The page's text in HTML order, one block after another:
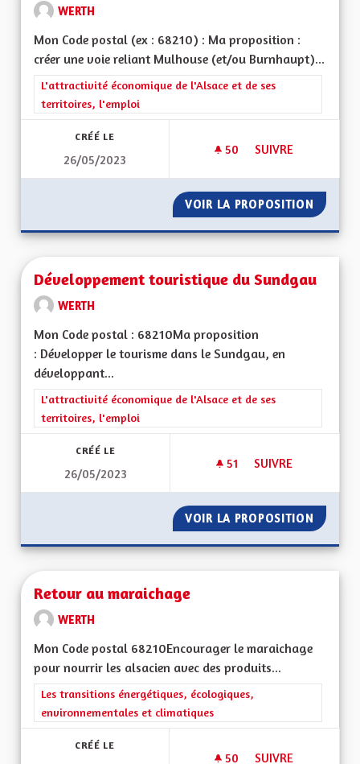
WERTH
Mon Code postal (ex : 68210) : Ma proposition :
créer une voie reliant Mulhouse (et/ou Burnhaupt)...
Filtrer les résultats de la catégorie : L'attractivité
L'attractivité économique de l'Alsace et de ses
territoires, l'emploi
CRÉÉ LE
26/05/2023
50 50 ABONNÉS
SUIVRE
VOIR LA PROPOSITION
Développement touristique du Sundgau
WERTH
Mon Code postal : 68210Ma proposition
: Développer le tourisme dans le Sundgau, en
développant...
Filtrer les résultats de la catégorie : L'attractivité
L'attractivité économique de l'Alsace et de ses
territoires, l'emploi
CRÉÉ LE
26/05/2023
51 51 ABONNÉS
SUIVRE
VOIR LA PROPOSITION
Retour au maraichage
WERTH
Mon Code postal 68210Encourager le maraichage
pour nourrir les alsacien avec des produits...
Filtrer les résultats de la catégorie : Les transitions
Les transitions énergétiques, écologiques,
environnementales et climatiques
CRÉÉ LE
50 50 ABONNÉS
SUIVRE